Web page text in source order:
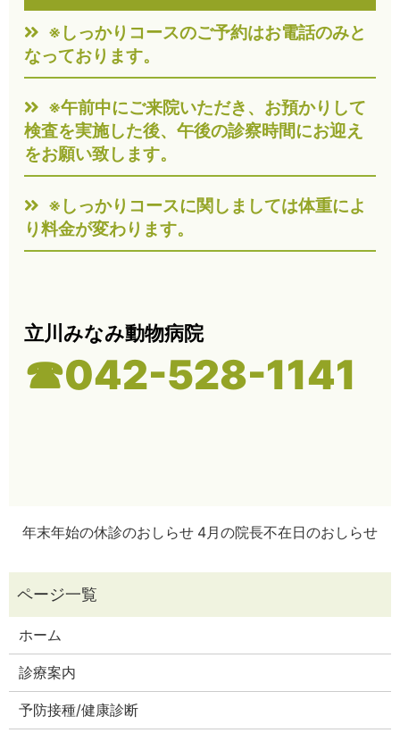
※しっかりコースのご予約はお電話のみと
なっております。
※午前中にご来院いただき、お預かりして
検査を実施した後、午後の診察時間にお迎え
をお願い致します。
※しっかりコースに関しましては体重によ
り料金が変わります。
立川みなみ動物病院
☎042-528-1141
年末年始の休診のおしらせ 4月の院長不在日のおしらせ
ホーム
診療案内
予防接種/健康診断